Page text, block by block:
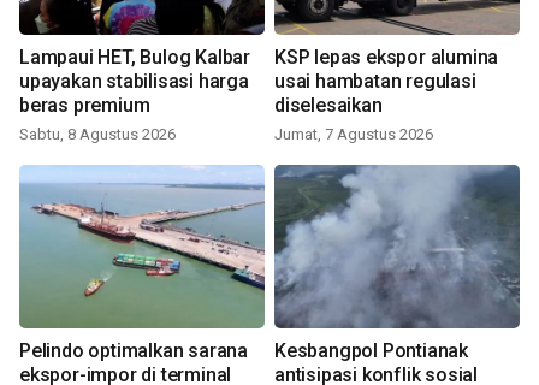
Lampaui HET, Bulog Kalbar
upayakan stabilisasi harga
beras premium
Sabtu, 8 Agustus 2026
KSP lepas ekspor alumina
usai hambatan regulasi
diselesaikan
Jumat, 7 Agustus 2026
Pelindo optimalkan sarana
ekspor-impor di terminal
Kesbangpol Pontianak
antisipasi konflik sosial